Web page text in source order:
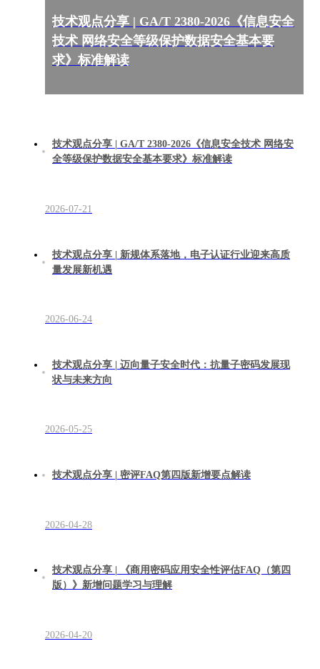
技术观点分享 | GA/T 2380-2026《信息安全
技术 网络安全等级保护数据安全基本要
求》标准解读
技术观点分享 | GA/T 2380-2026《信息安全技术 网络安
全等级保护数据安全基本要求》标准解读
2026-07-21
技术观点分享 | 新规体系落地，电子认证行业迎来高质
量发展新机遇
2026-06-24
技术观点分享 | 迈向量子安全时代：抗量子密码发展现
状与未来方向
2026-05-25
技术观点分享 | 密评FAQ第四版新增要点解读
2026-04-28
技术观点分享 | 《商用密码应用安全性评估FAQ（第四
版）》新增问题学习与理解
2026-04-20